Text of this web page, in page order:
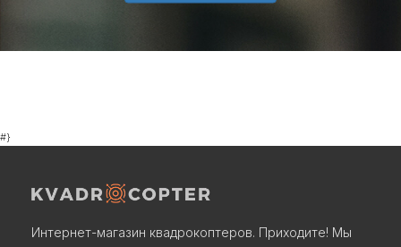
#}
Интернет-магазин квадрокоптеров. Приходите! Мы